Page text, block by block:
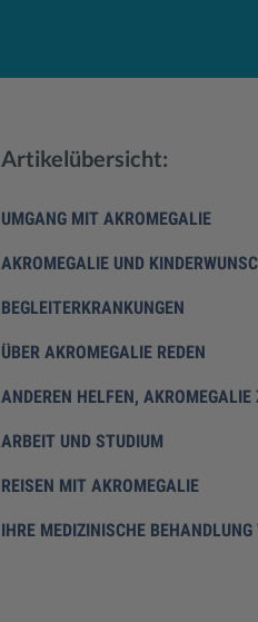
Artikelübersicht:
UMGANG MIT AKROMEGALIE
AKROMEGALIE UND
BEGLEITERKRANKUNGEN
ÜBER AKROMEGALIE REDEN
ANDEREN HELFEN, AKROMEGALIE
ARBEIT UND STUDIUM
REISEN MIT AKROMEGALIE
IHRE MEDIZINISCHE BEHANDLUNG